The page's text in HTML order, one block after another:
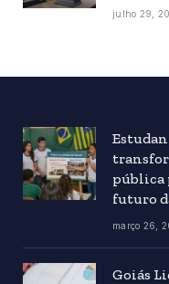
julho 29,
pública
futuro
março 26,
Goiás